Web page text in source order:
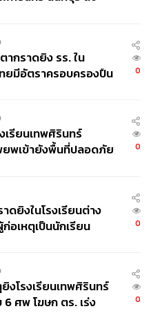
กราดยิง รร. ใน
ยมีอัตราครอบครองปืน
0
เรียนเทพศิรินทร์
พเข้ายังพื้นที่ปลอดภัย
0
ดยิงในโรงเรียนต่าง
อเหตุเป็นนักเรียน
0
งโรงเรียนเทพศิรินทร์
ศพ โฆษก ตร. เร่ง
0